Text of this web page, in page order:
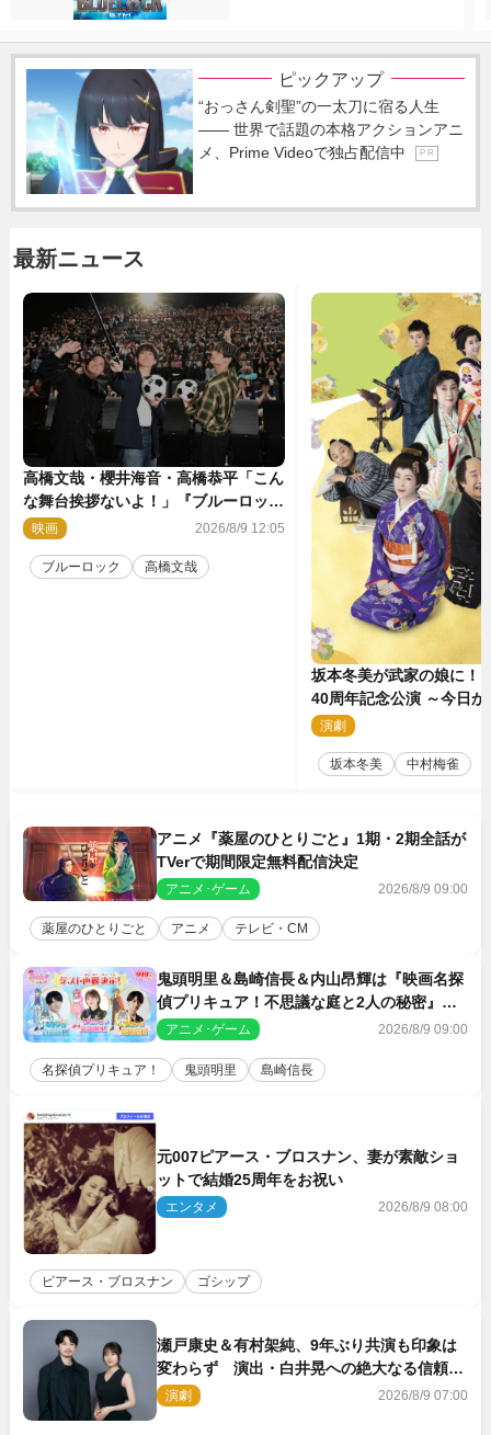
ピックアップ
“おっさん剣聖”の一太刀に宿る人生
―― 世界で話題の本格アクションアニ
メ、Prime Videoで独占配信中
P R
最新ニュース
高橋文哉・櫻井海音・高橋恭平「こん
な舞台挨拶ないよ！」『ブルーロッ
ク』自由すぎるイベントレポート
映画 2026/8/9 12:05
ブルーロック 高橋文哉
坂本冬美が武家の娘に
40周年記念公演 ～今日か
～』メインビジュアル公
演劇
坂本冬美 中村梅雀
アニメ『薬屋のひとりごと』1期・2期全話が
TVerで期間限定無料配信決定
アニメ･ゲーム 2026/8/9 09:00
薬屋のひとりごと アニメ テレビ・CM
鬼頭明里＆島崎信長＆内山昂輝は『映画名探
偵プリキュア！不思議な庭と2人の秘密』ゲ
スト声優に決定
アニメ･ゲーム 2026/8/9 09:00
名探偵プリキュア！ 鬼頭明里 島崎信長
元007ピアース・ブロスナン、妻が素敵ショ
ットで結婚25周年をお祝い
エンタメ 2026/8/9 08:00
ピアース・ブロスナン ゴシップ
瀬戸康史＆有村架純、9年ぶり共演も印象は
変わらず 演出・白井晃への絶大なる信頼を
胸に舞台『キュー』に挑む
演劇 2026/8/9 07:00